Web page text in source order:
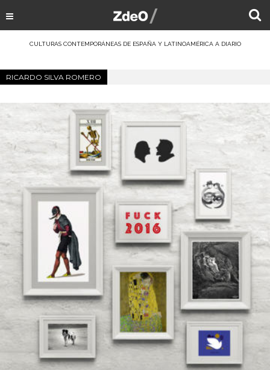
CULTURAS CONTEMPORÁNEAS DE ESPAÑA Y LATINOAMÉRICA A DIARIO
RICARDO SILVA ROMERO